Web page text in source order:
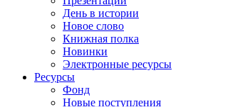
День в истории
Новое слово
Книжная полка
Новинки
Электронные ресурсы
Ресурсы
Фонд
Новые поступления